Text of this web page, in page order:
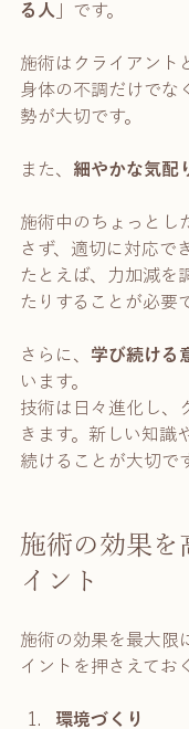
る人 」です。
施術はクライアント
身体の不調だけでな
勢が大切です。
また、 細やかな気配
施術中のちょっとし
さず、適切に対応で
たとえば、力加減を
たりすることが必要
さらに、 学び続ける
います。
技術は日々進化し、
きます。新しい知識
続けることが大切で
施術の効果を
イント
施術の効果を最大限
イントを押さえてお
環境づくり